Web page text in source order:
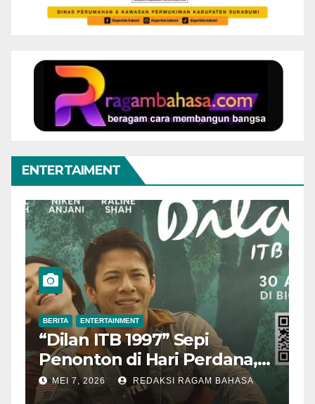
ENTERTAIMENT
BERITA ENTERTAINMENT
“Dilan ITB 1997” Sepi
Penonton di Hari Perdana,
Pengamat Nilai Cerita
Kurang Kuat
MEI 7, 2026 REDAKSI RAGAM BAHASA